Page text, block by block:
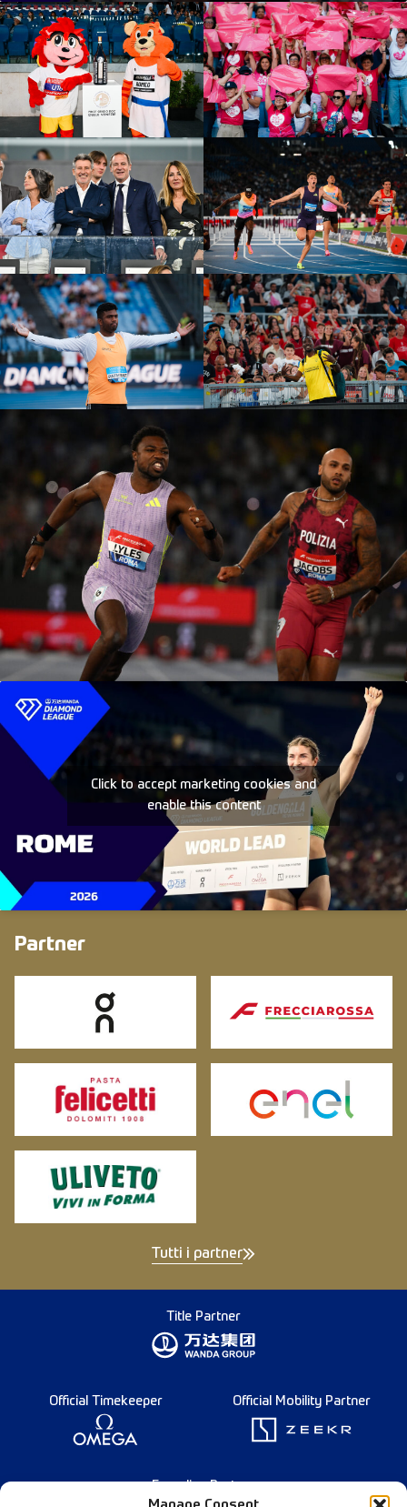
Click to accept marketing cookies and
enable this content
Partner
Tutti i partner
Title Partner
Official Timekeeper Official Mobility Partner
Founding Partner